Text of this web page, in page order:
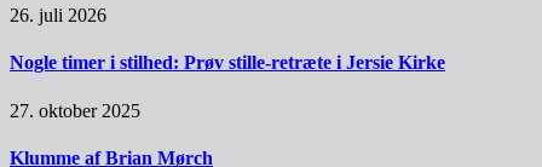
26. juli 2026
Nogle timer i stilhed: Prøv stille-retræte i Jersie Kirke
27. oktober 2025
Klumme af Brian Mørch